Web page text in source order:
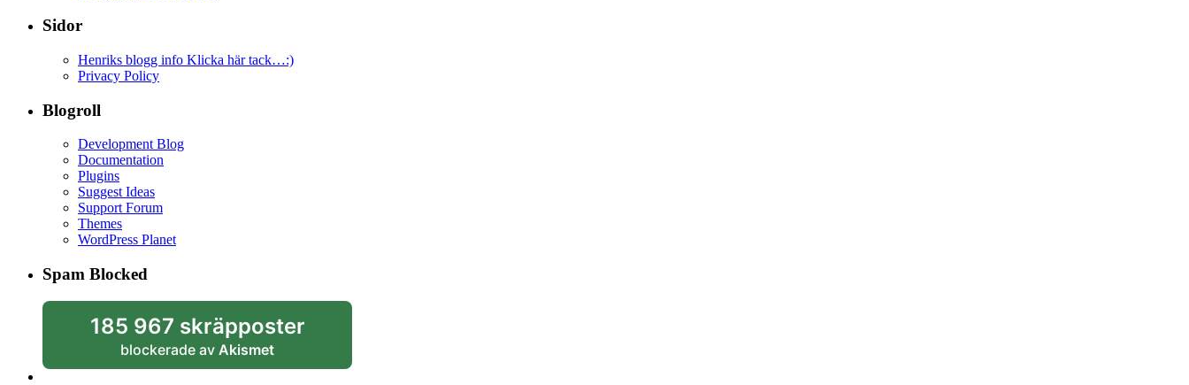
Sidor
Henriks blogg info Klicka här tack…:)
Privacy Policy
Blogroll
Development Blog
Documentation
Plugins
Suggest Ideas
Support Forum
Themes
WordPress Planet
Spam Blocked
185 967 skräpposter
blockerade av Akismet